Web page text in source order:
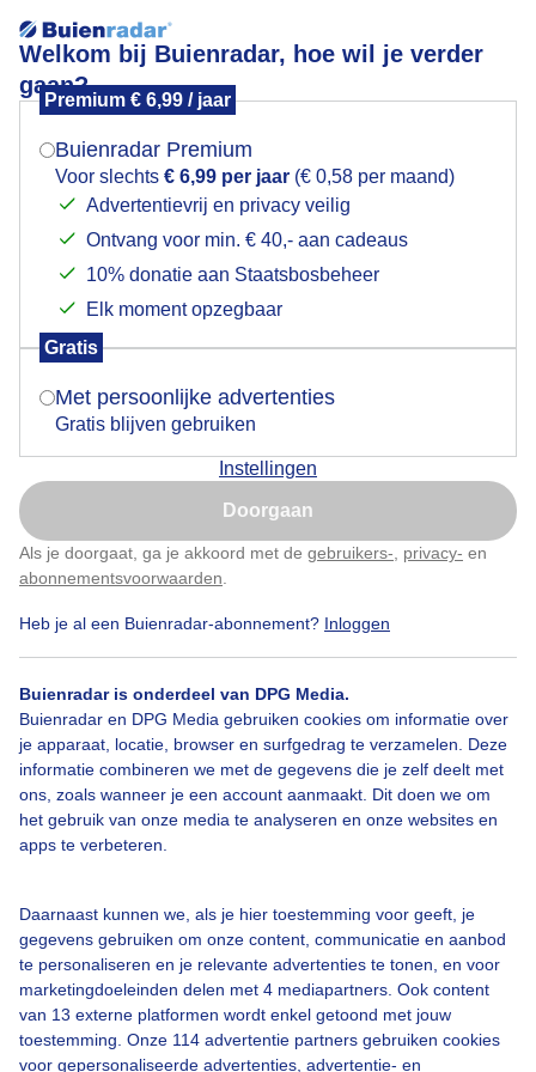
Welkom bij Buienradar, hoe wil je verder
gaan?
Premium € 6,99 / jaar
Buienradar Premium
Voor slechts € 6,99 per jaar (€ 0,58 per maand)
Advertentievrij en privacy veilig
Ontvang voor min. € 40,- aan cadeaus
10% donatie aan Staatsbosbeheer
Elk moment opzegbaar
Gratis
Met persoonlijke advertenties
Gratis blijven gebruiken
Instellingen
Doorgaan
Als je doorgaat, ga je akkoord met de gebruikers- privacy- en
abonnementsvoorwaarden
Heb je al een Buienradar-abonnement? Inloggen
Buienradar is onderdeel van DPG Media.
Buienradar en DPG Media gebruiken cookies om informatie over
je apparaat, locatie, browser en surfgedrag te verzamelen. Deze
informatie combineren we met de gegevens die je zelf deelt met
ons, zoals wanneer je een account aanmaakt. Dit doen we om
het gebruik van onze media te analyseren en onze websites en
apps te verbeteren.
Daarnaast kunnen we, als je hier toestemming voor geeft, je
gegevens gebruiken om onze content, communicatie en aanbod
te personaliseren en je relevante advertenties te tonen, en voor
marketingdoeleinden delen met 4 mediapartners. Ook content
van 13 externe platformen wordt enkel getoond met jouw
toestemming. Onze 114 advertentie partners gebruiken cookies
voor gepersonaliseerde advertenties, advertentie- en
Webcams
Mijn Wintersport locatie(s)
Over Buienradar
Bedrijfsgegevens
Veelgestelde vragen
Toegankelijkheid
Gebruikersvoorwaarden
Adverteren
Buienradar Team
Mogen we je locatie gebruiken voor het
Indien je hier nog geen akkoord op hebt gegeven,
verschijnt er zo een pop-up uit je browser waarin
Is goed, toon de popup
Nu niet, misschien later
Klik hierom dit aan te passen